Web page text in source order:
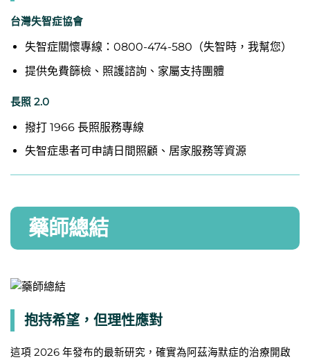
台灣失智症協會
失智症關懷專線：0800-474-580（失智時，我幫您）
提供免費篩檢、照護諮詢、家屬支持團體
長照 2.0
撥打 1966 長照服務專線
失智症患者可申請日間照顧、居家服務等資源
藥師總結
抱持希望，但理性應對
這項 2026 年發布的最新研究，確實為阿茲海默症的治療開啟